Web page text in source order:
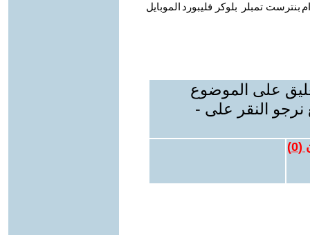
بنترست تمبلر بلوكر فليبورد الموبايل
على الموضوع
نرجو النقر على -
(
0
)